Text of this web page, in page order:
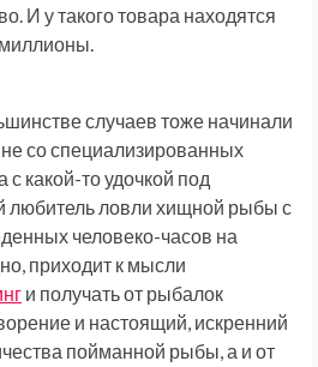
И у такого товара находятся
случаев тоже начинали
со специализированных
какой-то удочкой под
любитель ловли хищной рыбы с
человеко-часов на
приходит к мысли
и получать от рыбалок
и настоящий, искренний
пойманной рыбы, а и от